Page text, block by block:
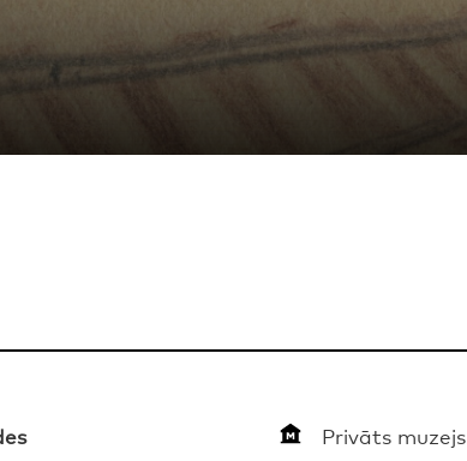
Privāts muzejs